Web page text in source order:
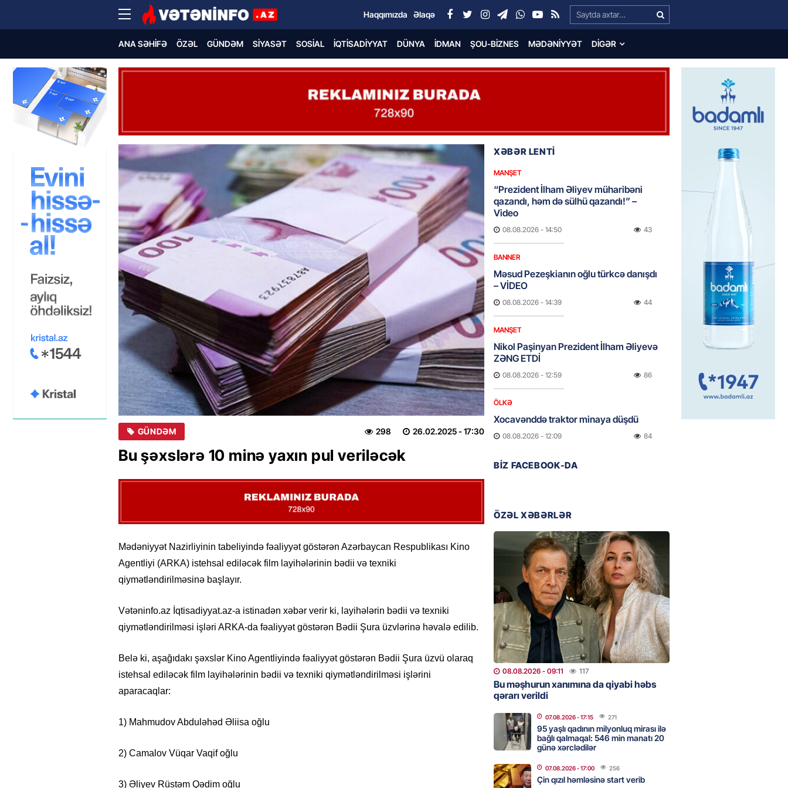
Search…
Haqqımızda Əlaqə
ANA SƏHIFƏ ÖZƏL GÜNDƏM SIYASƏT SOSIAL İQTISADIYYAT DÜNYA İDMAN ŞOU-BIZNES MƏDƏNIYYƏT DIGƏR
GÜNDƏM 26.02.2025- 17:30
298
Bu şəxslərə 10 minə yaxın pul veriləcək
Mədəniyyət Nazirliyinin tabeliyində fəaliyyət göstərən Azərbaycan Respublikası Kino
Agentliyi (ARKA) istehsal ediləcək film layihələrinin bədii və texniki
qiymətləndirilməsinə başlayır.
Vətəninfo.az İqtisadiyyat.az-a istinadən xəbər verir ki, layihələrin bədii və texniki
qiymətləndirilməsi işləri ARKA-da fəaliyyət göstərən Bədii Şura üzvlərinə həvalə edilib.
Belə ki, aşağıdakı şəxslər Kino Agentliyində fəaliyyət göstərən Bədii Şura üzvü olaraq
istehsal ediləcək film layihələrinin bədii və texniki qiymətləndirilməsi işlərini
aparacaqlar:
1) Mahmudov Abduləhəd Əliisa oğlu
2) Camalov Vüqar Vaqif oğlu
3) Əliyev Rüstəm Qədim oğlu
XƏBƏR LENTİ
MANŞET
“Prezident İlham Əliyev müharibəni
qazandı, həm də sülhü qazandı!” –
Video
08.08.2026 - 14:50 43
BANNER
Məsud Pezeşkianın oğlu türkcə danışdı
– VİDEO
08.08.2026 - 14:39 44
MANŞET
Nikol Paşinyan Prezident İlham Əliyevə
ZƏNG ETDİ
08.08.2026 - 12:59 86
ÖLKƏ
Xocavənddə traktor minaya düşdü
08.08.2026 - 12:09 84
GÜNDƏM
ŞOU-BIZNES
“Qızımın pullarını başqa qadınlara
xərcləyir”
08.08.2026- 10:47 79
GÜNDƏM
18 il sonra 08.08.08: Gürcüstan və
regionda nə dəyişdi?
08.08.2026 - 10:22 234
MANŞET
17 yaşlı qızın nişanında mediaya hücum
olundu — VİDEO
08.08.2026- 09:20 92
Bu məşhurun xanımına da qiyabi həbs
qərarı verildi
BIZ FACEBOOK-DA
ÖZƏL XƏBƏRLƏR
08.08.2026 - 09:11 117
Bu məşhurun xanımına da qiyabi həbs
qərarı verildi
07.08.2026- 17:15 271
95 yaşlı qadının milyonluq mirası ilə
bağlı qalmaqal: 546 min manatı 20
günə xərclədilər
07.08.2026- 17:00 256
Çin qızıl həmləsinə start verib